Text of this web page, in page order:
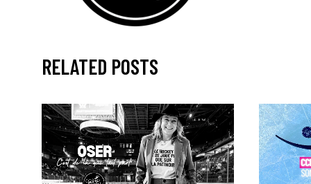
RELATED POSTS